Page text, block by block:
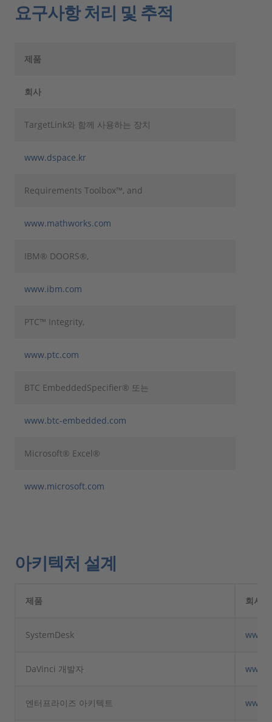
요구사항 처리 및 추적
제품
회사
TargetLink와 함께 사용하는 장치
www.dspace.kr
Requirements Toolbox™, and
www.mathworks.com
IBM® DOORS®,
www.ibm.com
PTC™ Integrity,
www.ptc.com
BTC EmbeddedSpecifier® 또는
www.btc-embedded.com
Microsoft® Excel®
www.microsoft.com
아키텍처 설계
제품 회사
SystemDesk
DaVinci 개발자
엔터프라이즈 아키텍트